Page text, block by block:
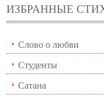
ИЗБРАННЫЕ
Слово о любви
Студенты
Сатана